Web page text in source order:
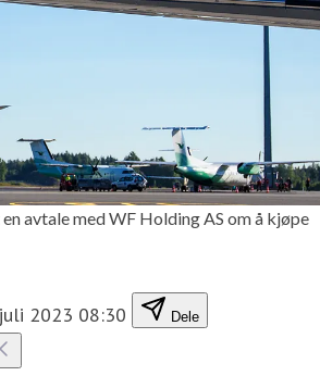
avtale med WF Holding AS om å kjøpe
2023 08:30 Dele